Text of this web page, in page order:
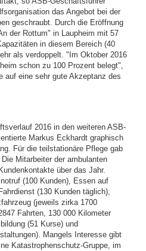
das Angebot bei der
geschraubt. Durch die Eröffnung
der Rottum" in Laupheim mit 57
in diesem Bereich (40
als verdoppelt. "Im Oktober 2016
schon zu 100 Prozent belegt",
auf eine sehr gute Akzeptanz des
2016 in den weiteren ASB-
Markus Eckhardt graphisch
Für die teilstationäre Pflege gab
Mitarbeiter der ambulanten
über das Jahr.
(100 Kunden), Essen auf
(130 Kunden täglich),
(jeweils zirka 1700
Fahrten, 130 000 Kilometer
(51 Kurse) und
Mangels Interesse gibt
Katastrophenschutz-Gruppe, im